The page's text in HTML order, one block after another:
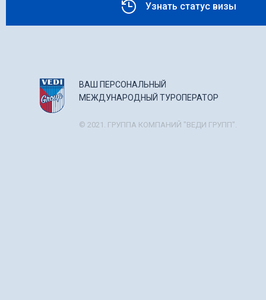
Узнать статус визы
ВАШ ПЕРСОНАЛЬНЫЙ
МЕЖДУНАРОДНЫЙ ТУРОПЕРАТОР
© 2021. ГРУППА КОМПАНИЙ "ВЕДИ ГРУПП".